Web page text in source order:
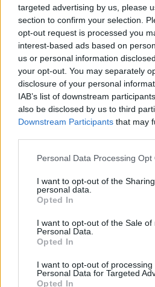
targeted advertising by us, please
section to confirm your selection.
opt-out request is processed you
interest-based ads based on
us or personal information
your opt-out. You may separately
disclosure of your personal
IAB’s list of downstream
also be disclosed by us to third
Downstream Participants that may
Please note that this website/app
not limited to your visit or usage
grant or deny consent to Google
use your data for below specified
consent section.
Personal Data Processing Opt
I want to opt-out of the
personal data.
Opted In
I want to opt-out of the Sale of
Personal Data.
Opted In
I want to opt-out of processing
Personal Data for Targeted
Opted In